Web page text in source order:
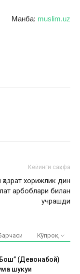
Манба: muslim.uz
Кейинги саҳифа
хорижлик дин
арбоблари билан
учрашди
Кўпроқ
(Девонабой)
шукуҳи